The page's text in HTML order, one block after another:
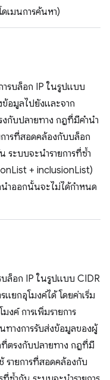
ดเมนการค้นหา)
ารบล็อก IP ในรูปแบบ
ข้อมูลไปยังและจาก
งกับปลายทาง กฎที่มีคำนำ
ารที่สอดคล้องกับบล็อก
ระบบจะนำรายการที่ซ้ำ
+ inclusionList)
ำออกนั้นจะไม่ได้กำหนด
บล็อก IP ในรูปแบบ CIDR
แยกอุโมงค์ได้ โดยค่าเริ่ม
งค์ การเพิ่มรายการ
ทางการรับส่งข้อมูลของผู้
ตรงกับปลายทาง กฎที่มี
รายการที่สอดคล้องกับ